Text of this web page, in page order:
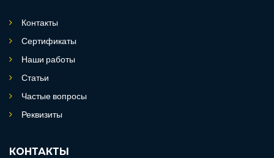
Контакты
Сертификаты
Наши работы
Статьи
Частые вопросы
Реквизиты
КОНТАКТЫ